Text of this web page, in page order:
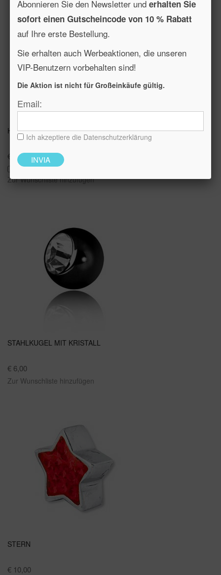
HERZ
€ 10,00
In den Warenkorb
Zur Wunschliste hinzufügen
STAHLKUGEL MIT KRISTALL
€ 6,00
Zur Wunschliste hinzufügen
STERN
€ 10,00
Abonnieren Sie den Newsletter und erhalten Sie
sofort einen Gutscheincode von 10 % Rabatt
auf Ihre erste Bestellung.
Sie erhalten auch Werbeaktionen, die unseren
VIP-Benutzern vorbehalten sind!
Die Aktion ist nicht für Großeinkäufe gültig.
Email:
Ich akzeptiere die Datenschutzerklärung